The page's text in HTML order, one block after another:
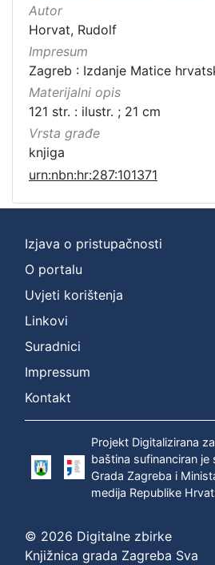
Autor
Horvat, Rudolf
Impresum
Zagreb : Izdanje Matice
Materijalni opis
121 str. : ilustr. ; 21 cm
Vrsta građe
knjiga
urn:nbn:hr:287:101371
Izjava o pristupačnosti
O portalu
Uvjeti korištenja
Linkovi
Suradnici
Impressum
Kontakt
Projekt Digitalizirana
baština sufinanciran je
Grada Zagreba i
medija Republike
© 2026 Digitalne zbirke
Knjižnica grada Zagreba Sva